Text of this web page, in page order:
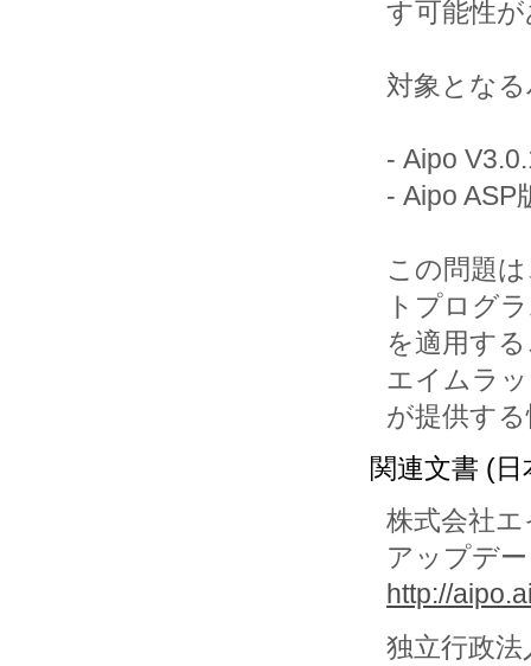
す可能性
対象とな
- Aipo
- Aipo ASP
この問題
トプログ
を適用す
エイムラ
が提供す
関連文書 (日
株式会社
アップデ
http://
独立行政